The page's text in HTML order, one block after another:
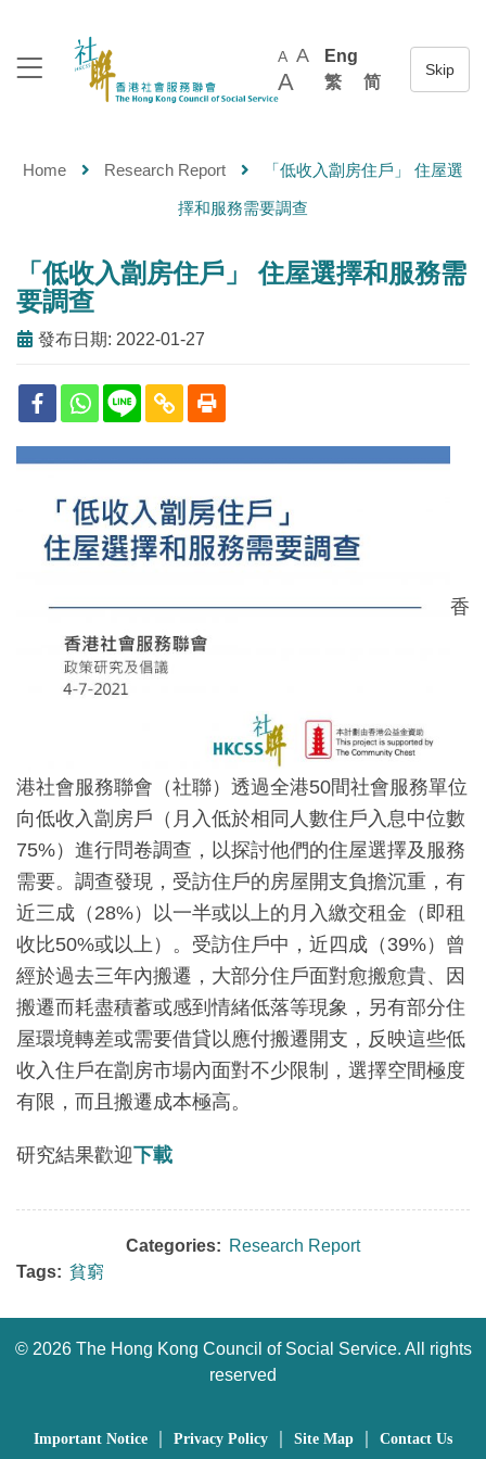
A A
A
Eng
繁
简
Home Research Report 「低收入劏房住戶」 住屋選
擇和服務需要調查
「低收入劏房住戶」 住屋選擇和服務需
要調查
發布日期: 2022-01-27
香
港社會服務聯會（社聯）透過全港50間社會服務單位
向低收入劏房戶（月入低於相同人數住戶入息中位數
75%）進行問卷調查，以探討他們的住屋選擇及服務
需要。調查發現，受訪住戶的房屋開支負擔沉重，有
近三成（28%）以一半或以上的月入繳交租金（即租
收比50%或以上）。受訪住戶中，近四成（39%）曾
經於過去三年內搬遷，大部分住戶面對愈搬愈貴、因
搬遷而耗盡積蓄或感到情緒低落等現象，另有部分住
屋環境轉差或需要借貸以應付搬遷開支，反映這些低
收入住戶在劏房市場內面對不少限制，選擇空間極度
有限，而且搬遷成本極高。
研究結果歡迎下載
Categories: Research Report
Tags: 貧窮
© 2026 The Hong Kong Council of Social Service. All rights
reserved
Important Notice Privacy Policy Site Map Contact Us